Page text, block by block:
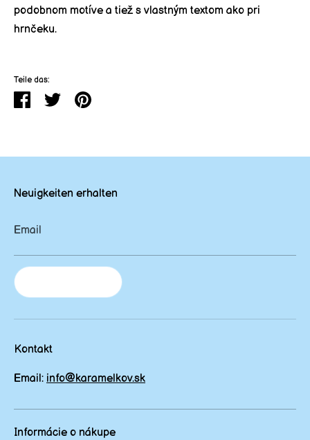
podobnom motíve a tiež s vlastným textom ako pri
hrnčeku.
Teile das:
TeilenZdieľaťZdieľať
Neuigkeiten erhalten
Email
Kontakt
Email: info@karamelkov.sk
Informácie o nákupe